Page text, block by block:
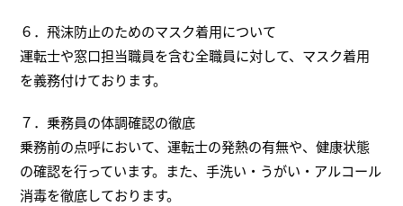
６．飛沫防止のためのマスク着用について
運転士や窓口担当職員を含む全職員に対して、マスク着用
を義務付けております。
７．乗務員の体調確認の徹底
乗務前の点呼において、運転士の発熱の有無や、健康状態
の確認を行っています。また、手洗い・うがい・アルコール
消毒を徹底しております。